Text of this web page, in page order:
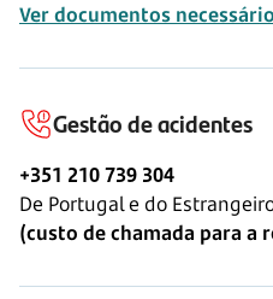
Ver documentos
Gestão de acidentes
+351 210 739 304
De Portugal e do
(custo de chamada para a